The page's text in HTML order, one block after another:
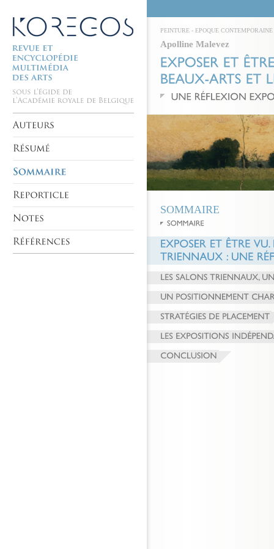
PEINTURE - EPOQUE CONTEMPORAINE
Apolline Malevez
SOMMAIRE